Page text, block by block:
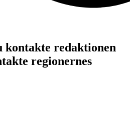
kontakte redaktionen
regionernes